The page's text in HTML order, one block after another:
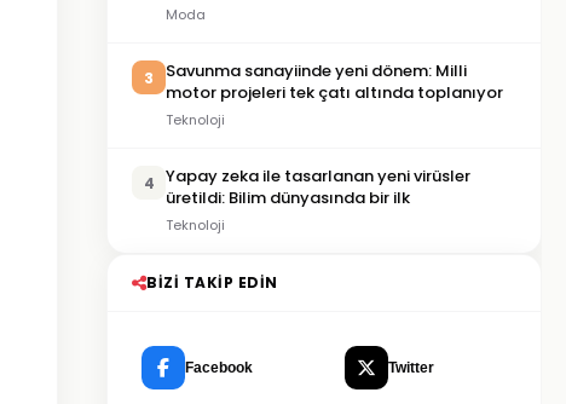
Moda
3
Savunma sanayiinde yeni dönem: Milli
motor projeleri tek çatı altında toplanıyor
Teknoloji
4 Yapay zeka ile tasarlanan yeni virüsler
üretildi: Bilim dünyasında bir ilk
Teknoloji
BIZI TAKIP EDIN
Facebook Twitter